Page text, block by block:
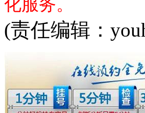
化服务。
(责任编辑：